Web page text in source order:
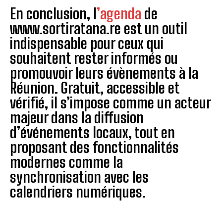
En conclusion, l’agenda de
www.sortiratana.re est un outil
indispensable pour ceux qui
souhaitent rester informés ou
promouvoir leurs évènements à la
Réunion. Gratuit, accessible et
vérifié, il s’impose comme un acteur
majeur dans la diffusion
d’événements locaux, tout en
proposant des fonctionnalités
modernes comme la
synchronisation avec les
calendriers numériques.